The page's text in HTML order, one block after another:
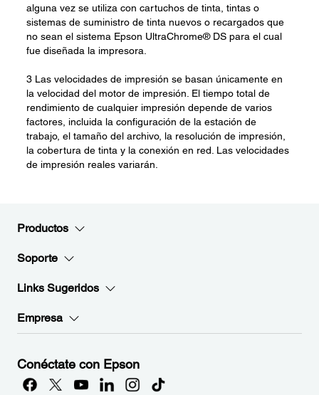
alguna vez se utiliza con cartuchos de tinta, tintas o
sistemas de suministro de tinta nuevos o recargados que
no sean el sistema Epson UltraChrome® DS para el cual
fue diseñada la impresora.
3 Las velocidades de impresión se basan únicamente en
la velocidad del motor de impresión. El tiempo total de
rendimiento de cualquier impresión depende de varios
factores, incluida la configuración de la estación de
trabajo, el tamaño del archivo, la resolución de impresión,
la cobertura de tinta y la conexión en red. Las velocidades
de impresión reales variarán.
Productos
Soporte
Links Sugeridos
Empresa
Conéctate con Epson